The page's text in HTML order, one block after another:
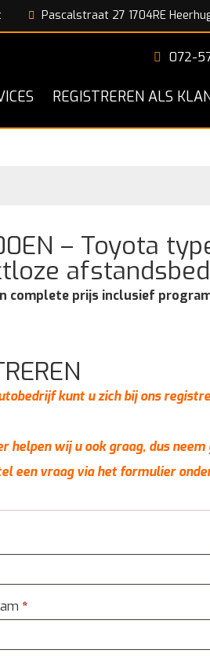
Pascalstraat 27 1704RE
072-
REGISTREREN ALS
– Toyota
complete prijs inclusief
kunt u zich bij ons
helpen wij u ook graag, dus
een vraag via het formulier
*